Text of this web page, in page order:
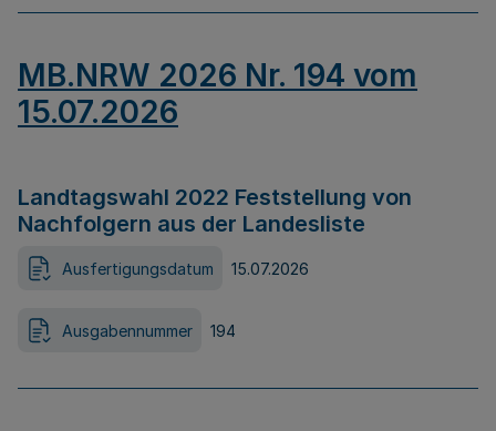
MB.NRW 2026 Nr. 194 vom
15.07.2026
Landtagswahl 2022 Feststellung von
Nachfolgern aus der Landesliste
Ausfertigungsdatum 15.07.2026
Ausgabennummer 194